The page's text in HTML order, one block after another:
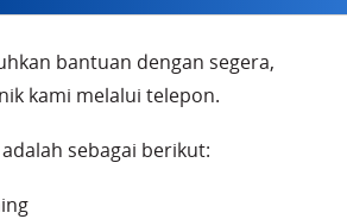
bantuan dengan segera,
kami melalui telepon.
sebagai berikut: